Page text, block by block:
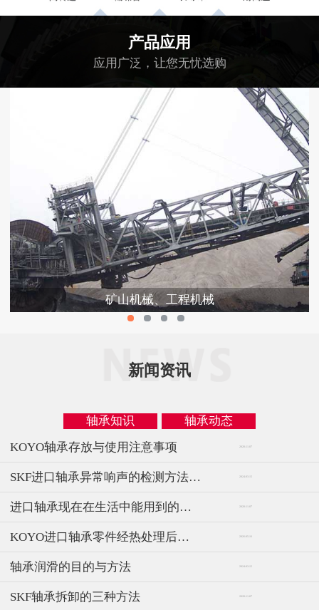
产品应用
应用广泛，让您无忧选购
矿山机械、工程机械
新闻资讯
轴承知识
轴承动态
KOYO轴承存放与使用注意事项
2020-11-07
SKF进口轴承异常响声的检测方法与仪器 2024-03-15
进口轴承现在在生活中能用到的概率 2020-11-07
KOYO进口轴承零件经热处理后常见的质量缺陷 2026-05-16
轴承润滑的目的与方法 2024-03-15
SKF轴承拆卸的三种方法 2020-11-07